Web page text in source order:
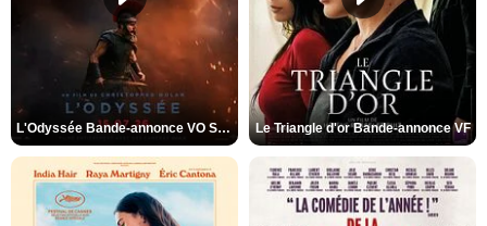
L'Odyssée Bande-annonce VO STFR Le Triangle d'or Bande-annonce VF